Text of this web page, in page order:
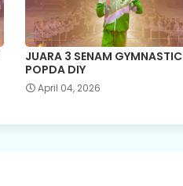
JUARA 3 SENAM GYMNASTIC
POPDA DIY
April 04, 2026